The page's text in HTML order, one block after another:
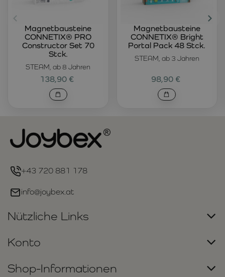
STEAM, ab 8 Jahren
Magnetbausteine
CONNETIX® PRO
Constructor Set 70
Stck.
138,90 €
STEAM, ab 3 Jahren
Magnetbausteine
CONNETIX® Bright
Portal Pack 48 Stck.
98,90 €
+43 720 881 178
info@joybex.at
Nützliche Links
Konto
Shop-Informationen